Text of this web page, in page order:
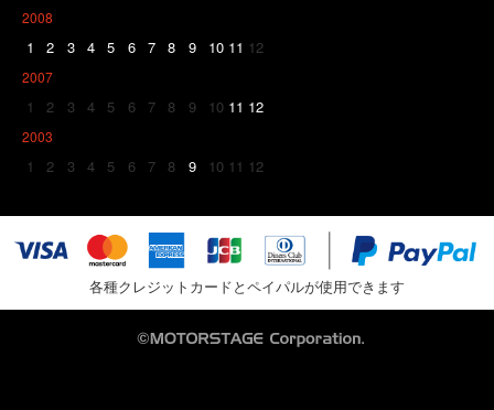
2008
1 2 3 4 5 6 7 8 9 10 11 12
2007
1 2 3 4 5 6 7 8 9 10 11 12
2003
1 2 3 4 5 6 7 8 9 10 11 12
各種クレジットカードとペイパルが使用できます